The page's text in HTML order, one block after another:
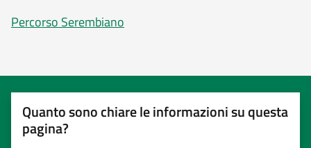
Percorso Serembiano
Quanto sono chiare le informazioni su questa
pagina?